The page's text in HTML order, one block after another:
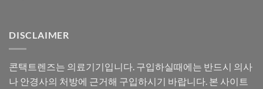
DISCLAIMER
콘택트렌즈는 의료기기입니다. 구입하실때에는 반드시 의사
나 안경사의 처방에 근거해 구입하시기 바랍니다. 본 사이트